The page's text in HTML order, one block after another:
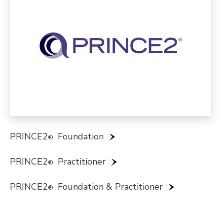
PRINCE2® Foundation
PRINCE2® Practitioner
PRINCE2® Foundation & Practitioner